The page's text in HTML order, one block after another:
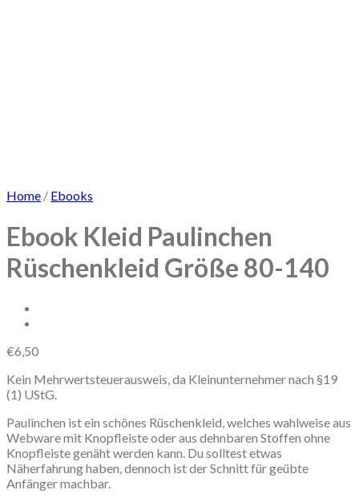
Home / Ebooks
Ebook Kleid Paulinchen
Rüschenkleid Größe 80-140
€6,50
Kein Mehrwertsteuerausweis, da Kleinunternehmer nach §19
(1) UStG.
Paulinchen ist ein schönes Rüschenkleid, welches wahlweise aus
Webware mit Knopfleiste oder aus dehnbaren Stoffen ohne
Knopfleiste genäht werden kann. Du solltest etwas
Näherfahrung haben, dennoch ist der Schnitt für geübte
Anfänger machbar.